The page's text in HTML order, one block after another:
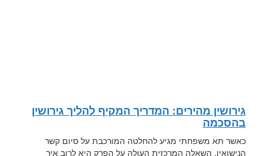
גירושין מהירים: המדריך המקיף להליך גירושין
בהסכמה
כאשר תא משפחתי מגיע להחלטה המורכבת על סיום קשר
הנישואין, השאלה המרכזית העולה על הפרק היא לרוב איך